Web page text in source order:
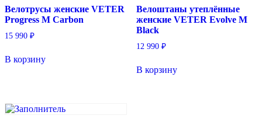
Велотрусы женские VETER
Progress M Carbon
15 990 ₽
В корзину
Велоштаны утеплённые
женские VETER Evolve M
Black
12 990 ₽
В корзину